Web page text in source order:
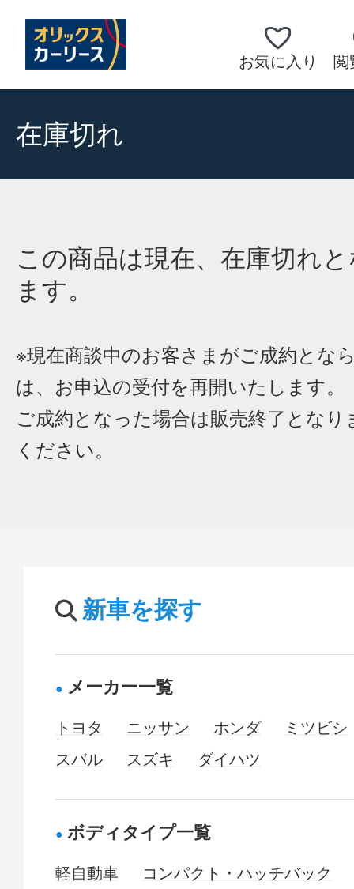
お気に入り 閲
在庫切れ
この商品は現在、在庫切れ
ます。
※現在商談中のお客さまがご成約とな
は、お申込の受付を再開いたします。
ご成約となった場合は販売終了となり
ください。
新車を探す
メーカー一覧
トヨタ ニッサン ホンダ
ミツビシ
スバル
スズキ ダイハツ
ボディタイプ一覧
軽自動車
コンパクト・ハッチバック